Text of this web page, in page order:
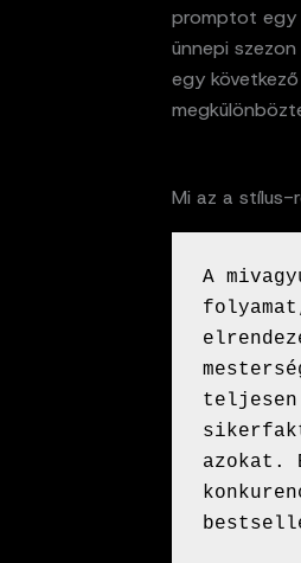
promptot egy
ünnepi
egy
Mi az a stílus-
A
teljesen
azokat.